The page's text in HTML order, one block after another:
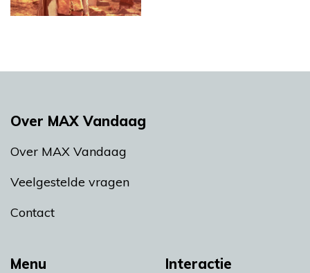
Menu Interactie
Over MAX Vandaag
Over MAX Vandaag
Veelgestelde vragen
Contact